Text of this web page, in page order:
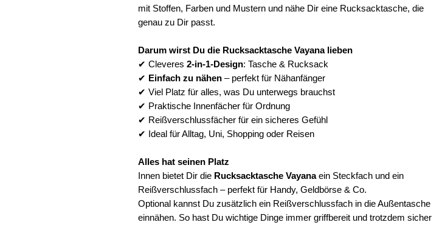
mit Stoffen, Farben und Mustern und nähe Dir eine Rucksacktasche, die
genau zu Dir passt.
Darum wirst Du die Rucksacktasche Vayana lieben
✔ Cleveres 2-in-1-Design: Tasche & Rucksack
✔ Einfach zu nähen – perfekt für Nähanfänger
✔ Viel Platz für alles, was Du unterwegs brauchst
✔ Praktische Innenfächer für Ordnung
✔ Reißverschlussfächer für ein sicheres Gefühl
✔ Ideal für Alltag, Uni, Shopping oder Reisen
Alles hat seinen Platz
Innen bietet Dir die Rucksacktasche Vayanaein Steckfach und ein
Reißverschlussfach – perfekt für Handy, Geldbörse & Co.
Optional kannst Du zusätzlich ein Reißverschlussfach in die Außentasche
einnähen. So hast Du wichtige Dinge immer griffbereit und trotzdem sicher